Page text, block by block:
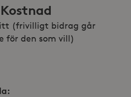
Kostnad
(frivilligt bidrag går
för den som vill)